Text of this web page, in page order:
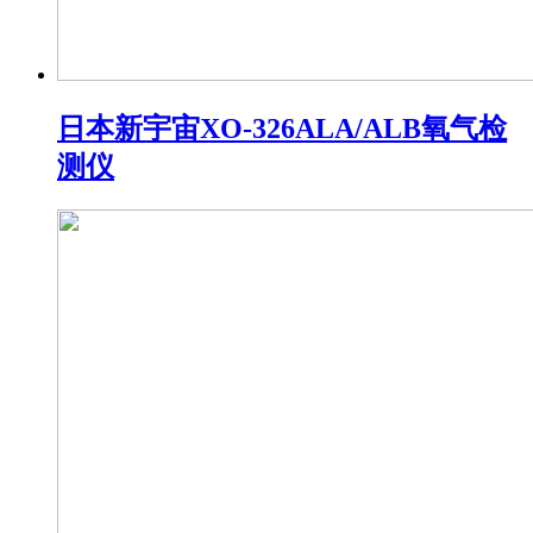
日本新宇宙XO-326ALA/ALB氧气检
测仪